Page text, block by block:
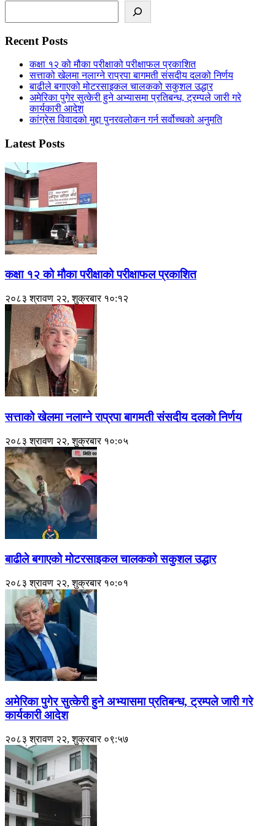
Recent Posts
कक्षा १२ को मौका परीक्षाको परीक्षाफल प्रकाशित
सत्ताको खेलमा नलाग्ने राप्रपा बागमती संसदीय दलको निर्णय
बाढीले बगाएको मोटरसाइकल चालकको सकुशल उद्धार
अमेरिका पुगेर सुत्केरी हुने अभ्यासमा प्रतिबन्ध, ट्रम्पले जारी गरे
कार्यकारी आदेश
कांग्रेस विवादको मुद्दा पुनरवलोकन गर्न सर्वोच्चको अनुमति
Latest Posts
कक्षा १२ को मौका परीक्षाको परीक्षाफल प्रकाशित
२०८३ श्रावण २२, शुक्रबार १०:१२
सत्ताको खेलमा नलाग्ने राप्रपा बागमती संसदीय दलको निर्णय
२०८३ श्रावण २२, शुक्रबार १०:०५
बाढीले बगाएको मोटरसाइकल चालकको सकुशल उद्धार
२०८३ श्रावण २२, शुक्रबार १०:०१
अमेरिका पुगेर सुत्केरी हुने अभ्यासमा प्रतिबन्ध, ट्रम्पले जारी गरे
कार्यकारी आदेश
२०८३ श्रावण २२, शुक्रबार ०९:५७